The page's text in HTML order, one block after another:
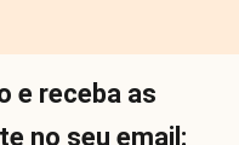
e receba as
no seu email: